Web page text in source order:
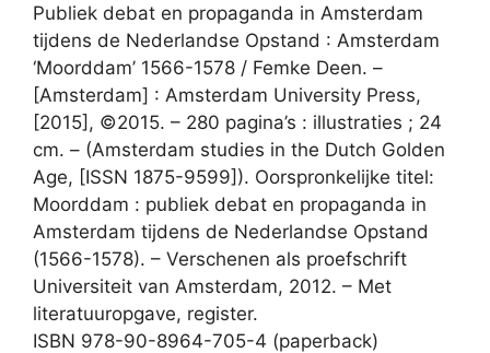
Publiek debat en propaganda in Amsterdam
tijdens de Nederlandse Opstand : Amsterdam
‘Moorddam’ 1566-1578 / Femke Deen. –
[Amsterdam] : Amsterdam University Press,
[2015], ©2015. – 280 pagina’s : illustraties ; 24
cm. – (Amsterdam studies in the Dutch Golden
Age, [ISSN 1875-9599]). Oorspronkelijke titel:
Moorddam : publiek debat en propaganda in
Amsterdam tijdens de Nederlandse Opstand
(1566-1578). – Verschenen als proefschrift
Universiteit van Amsterdam, 2012. – Met
literatuuropgave, register.
ISBN 978-90-8964-705-4 (paperback)